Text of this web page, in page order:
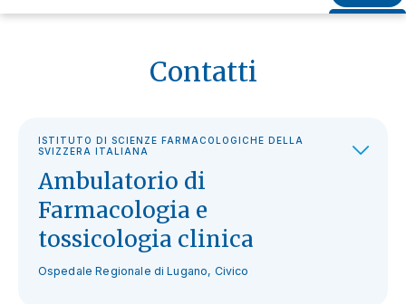
Contatti
ISTITUTO DI SCIENZE FARMACOLOGICHE DELLA
SVIZZERA ITALIANA
Ambulatorio di
Farmacologia e
tossicologia clinica
Ospedale Regionale di Lugano, Civico